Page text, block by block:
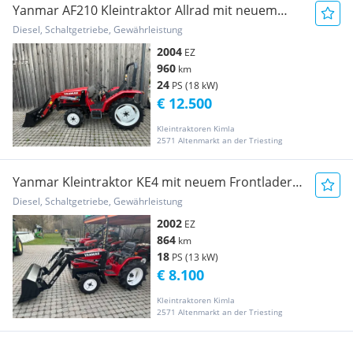
Yanmar AF210 Kleintraktor Allrad mit neuem
Frontlader ... Agrarfahrzeug
Diesel, Schaltgetriebe, Gewährleistung
2004 EZ
960 km
24 PS (18 kW)
Kleintraktoren Kimla
2571 Altenmarkt an der Triesting
€ 12.500
Yanmar Kleintraktor KE4 mit neuem Frontlader
... Agrarfahrzeug
Diesel, Schaltgetriebe, Gewährleistung
2002 EZ
864 km
18 PS (13 kW)
Kleintraktoren Kimla
2571 Altenmarkt an der Triesting
€ 8.100